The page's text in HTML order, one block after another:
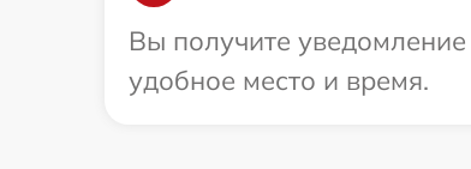
Вы получите
удобное место и время.